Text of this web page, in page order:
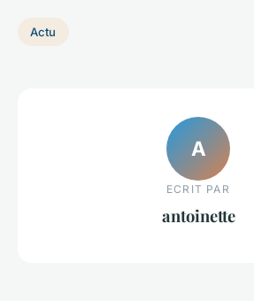
Actu
A
ECRIT PAR
antoinette